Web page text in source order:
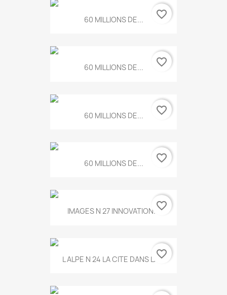
60 MILLIONS DE... favorite_border
60 MILLIONS DE... favorite_border
60 MILLIONS DE... favorite_border
60 MILLIONS DE... favorite_border
IMAGES N 27 INNOVATION...favorite_border
L ALPE N 24 LA CITE DANS LA...
favorite_border